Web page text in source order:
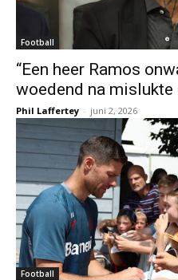
Football
“Een heer Ramos
woedend na mislukte
Phil Laffertey - juni 2, 2026
Football